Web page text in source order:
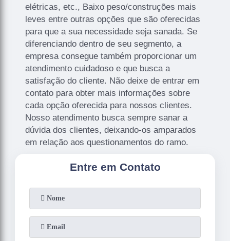
elétricas, etc., Baixo peso/construções mais
leves entre outras opções que são oferecidas
para que a sua necessidade seja sanada. Se
diferenciando dentro de seu segmento, a
empresa consegue também proporcionar um
atendimento cuidadoso e que busca a
satisfação do cliente. Não deixe de entrar em
contato para obter mais informações sobre
cada opção oferecida para nossos clientes.
Nosso atendimento busca sempre sanar a
dúvida dos clientes, deixando-os amparados
em relação aos questionamentos do ramo.
Entre em Contato